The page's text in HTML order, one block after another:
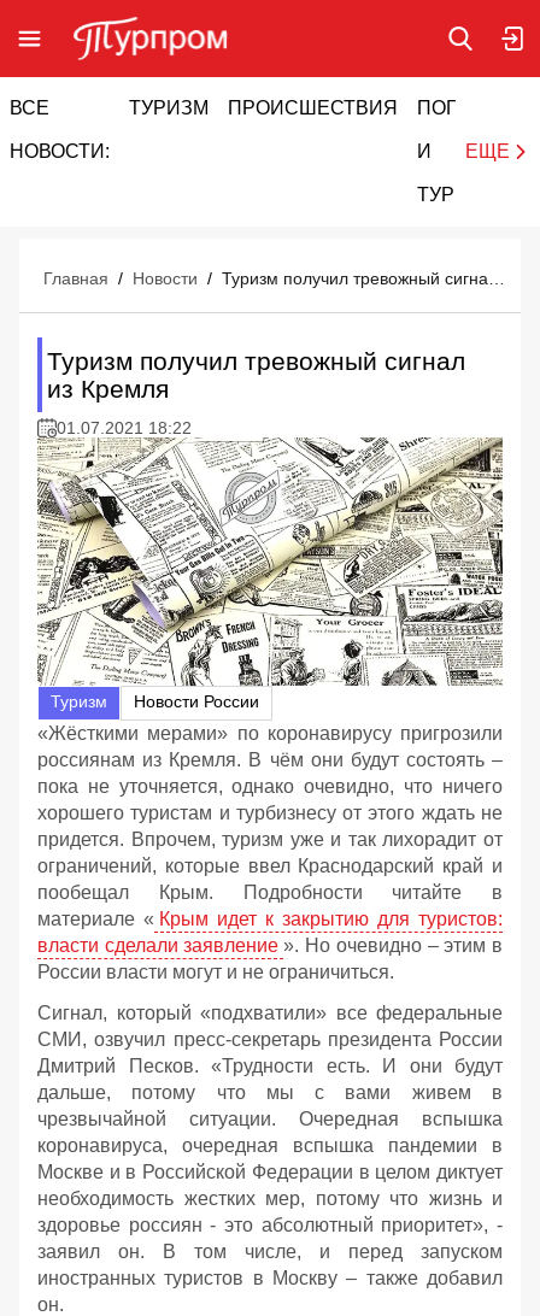
ВСЕ
НОВОСТИ:
ТУРИЗМ ПРОИСШЕСТВИЯ ПОГОДА
И
ТУРИЗМ
ЕЩЕ
Главная / Новости /
Туризм получил тревожный сигнал
из Кремля
01.07.2021 18:22
Туризм Новости России
«Жёсткими мерами» по коронавирусу пригрозили
россиянам из Кремля. В чём они будут состоять –
пока не уточняется, однако очевидно, что ничего
хорошего туристам и турбизнесу от этого ждать не
придется. Впрочем, туризм уже и так лихорадит от
ограничений, которые ввел Краснодарский край и
пообещал Крым. Подробности читайте в
материале « Крым идет к закрытию для туристов:
власти сделали заявление ». Но очевидно – этим в
России власти могут и не ограничиться.
Сигнал, который «подхватили» все федеральные
СМИ, озвучил пресс-секретарь президента России
Дмитрий Песков. «Трудности есть. И они будут
дальше, потому что мы с вами живем в
чрезвычайной ситуации. Очередная вспышка
коронавируса, очередная вспышка пандемии в
Москве и в Российской Федерации в целом диктует
необходимость жестких мер, потому что жизнь и
здоровье россиян - это абсолютный приоритет», -
заявил он. В том числе, и перед запуском
иностранных туристов в Москву – также добавил
он.